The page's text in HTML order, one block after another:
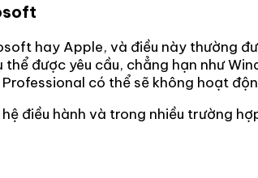
hay Apple, và điều này thường
được yêu cầu, chẳng hạn như
có thể sẽ không hoạt
điều hành và trong nhiều trường